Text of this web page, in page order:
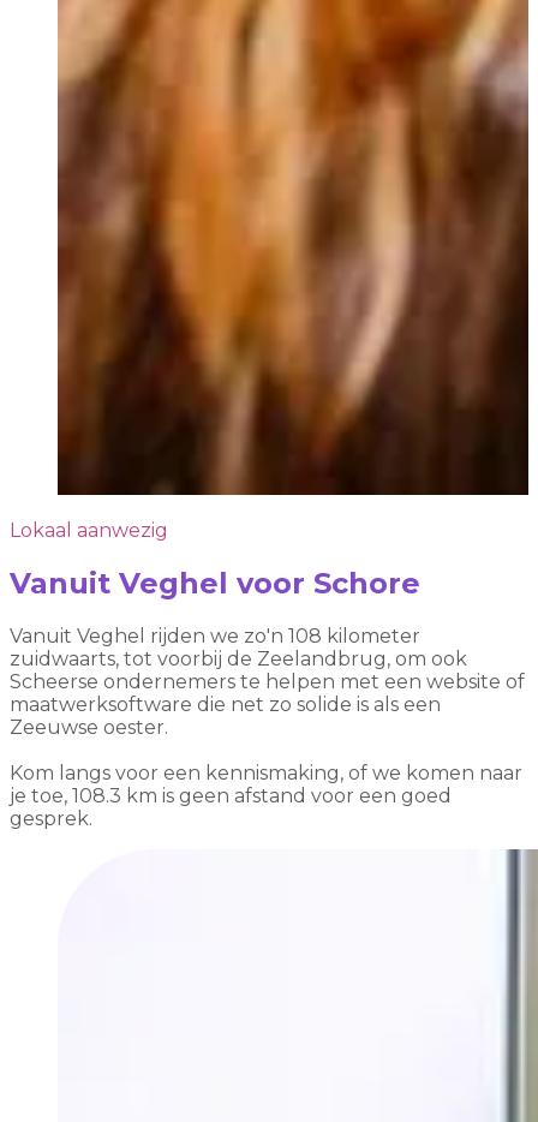
Lokaal aanwezig
Vanuit Veghel voor Schore
Vanuit Veghel rijden we zo'n 108 kilometer
zuidwaarts, tot voorbij de Zeelandbrug, om ook
Scheerse ondernemers te helpen met een website of
maatwerksoftware die net zo solide is als een
Zeeuwse oester.
Kom langs voor een kennismaking, of we komen naar
je toe, 108.3 km is geen afstand voor een goed
gesprek.